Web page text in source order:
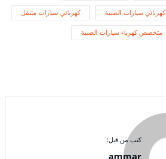
كهربائي سيارات الصبية كهربائي سيارات متنقل
متخصص كهرباء سيارات الصبية
كتب من قبل:
ammar